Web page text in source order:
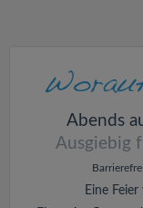
Abends
Ausgiebig
Eine
n